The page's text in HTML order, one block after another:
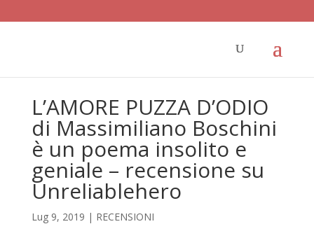
L’AMORE PUZZA D’ODIO
di Massimiliano Boschini
è un poema insolito e
geniale – recensione su
Unreliablehero
Lug 9, 2019 | RECENSIONI